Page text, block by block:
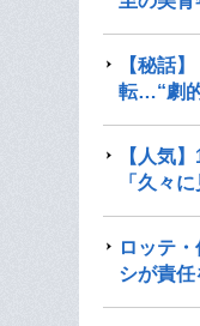
【秘話
転…“劇
【人気
「久々
ロッテ
シが責任